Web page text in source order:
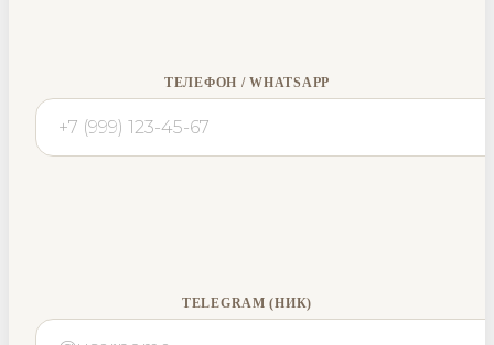
ТЕЛЕФОН / WHATSAPP
TELEGRAM (НИК)